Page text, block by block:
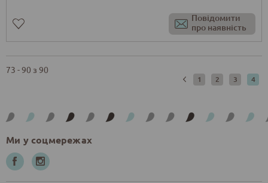
Повідомити
про наявність
73 - 90 з 90
1 2 3 4
Ми у соцмережах